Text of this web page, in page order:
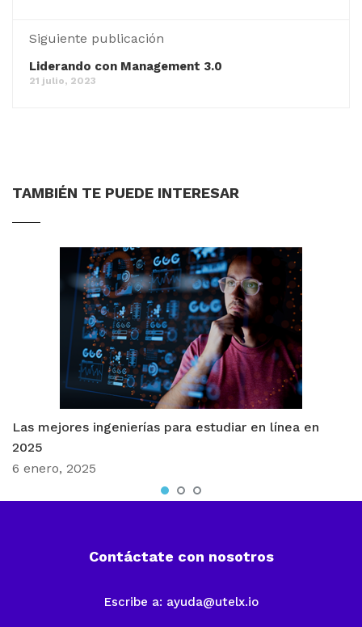
Siguiente publicación
Liderando con Management 3.0
21 julio, 2023
TAMBIÉN TE PUEDE INTERESAR
Las mejores ingenierías para estudiar en línea en
2025
6 enero, 2025
Contáctate con nosotros
Escribe a: ayuda@utelx.io